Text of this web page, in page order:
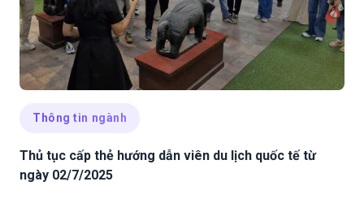
Thông tin ngành
Thủ tục cấp thẻ hướng dẫn viên du lịch quốc tế từ
ngày 02/7/2025